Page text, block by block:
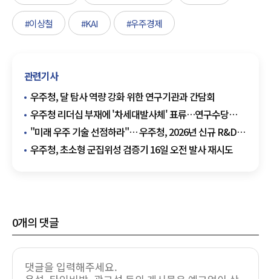
#이상철 #KAI #우주경제
관련기사
우주청, 달 탐사 역량 강화 위한 연구기관과 간담회
우주청 리더십 부재에 '차세대발사체' 표류…연구수당
미지급·기업 일감 중단
"미래 우주 기술 선점하라"… 우주청, 2026년 신규 R&D
설명회 개최
우주청, 초소형 군집위성 검증기 16일 오전 발사 재시도
0개의 댓글